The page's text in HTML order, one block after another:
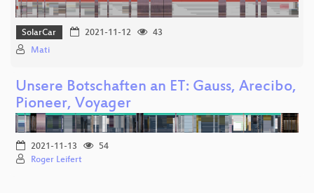
SolarCar 2021-11-12
43
Mati
Unsere Botschaften an ET: Gauss, Arecibo,
Pioneer, Voyager
2021-11-13
54
Roger Leifert